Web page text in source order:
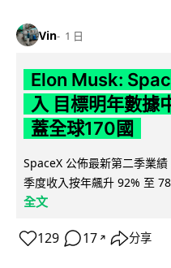
Vin 1 日
Elon Musk:
入 目標明年數據
蓋全球170國
SpaceX 公佈最新第二季業
季度收入按年飆升 92% 至
全文
129 17 ↗ 分享